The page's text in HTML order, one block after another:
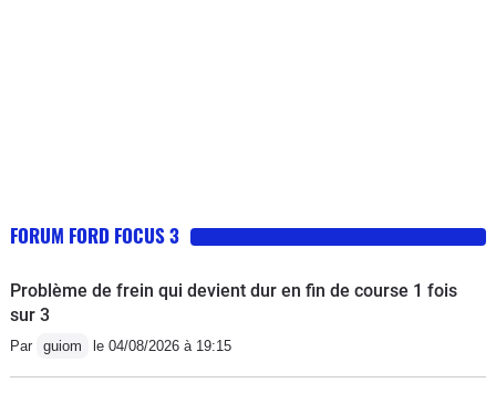
FORUM FORD FOCUS 3
Problème de frein qui devient dur en fin de course 1 fois
sur 3
Par guiom le 04/08/2026 à 19:15